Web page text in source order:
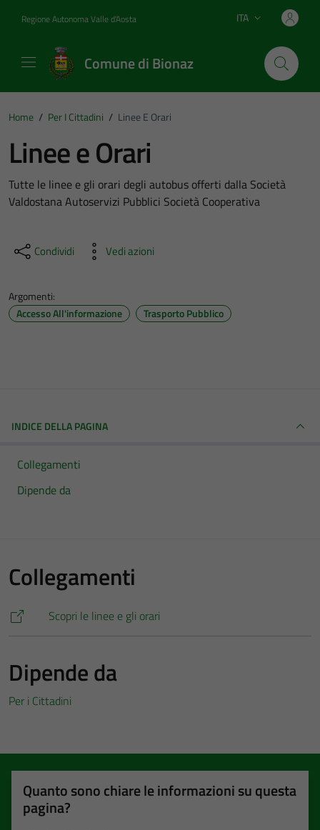
Regione Autonoma Valle d'Aosta Lingua attiva:
ITA
Comune di Bionaz
Home / Per I Cittadini / Linee E Orari
Linee e Orari
Tutte le linee e gli orari degli autobus offerti dalla Società
Valdostana Autoservizi Pubblici Società Cooperativa
Condividi Vedi azioni
Argomenti:
Accesso All'informazione
Trasporto Pubblico
INDICE DELLA PAGINA
Collegamenti
Dipende da
Collegamenti
Scopri le linee e gli orari
Dipende da
Per i Cittadini
Quanto sono chiare le informazioni su questa
pagina?